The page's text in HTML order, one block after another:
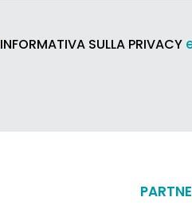
INFORMATIVA SULLA PRIVACY